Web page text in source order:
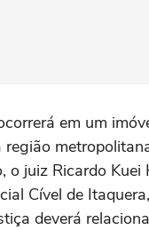
em um
região
o juiz Ricardo Kuei
Cível de
deverá